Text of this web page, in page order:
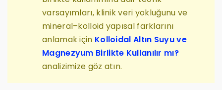
varsayımları, klinik veri yokluğunu ve
mineral–kolloid yapısal farklarını
anlamak için Kolloidal Altın Suyu ve
Magnezyum Birlikte Kullanılır mı?
analizimize göz atın.